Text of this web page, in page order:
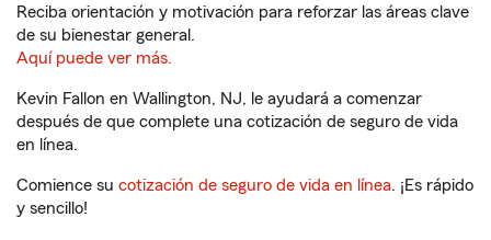
Reciba orientación y motivación para reforzar las áreas clave
de su bienestar general.
Aquí puede ver más.
Kevin Fallon en Wallington, NJ, le ayudará a comenzar
después de que complete una cotización de seguro de vida
en línea.
Comience su cotización de seguro de vida en línea. ¡Es rápido
y sencillo!